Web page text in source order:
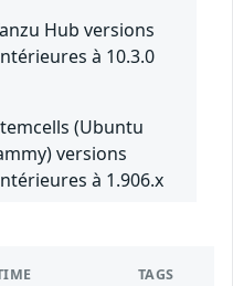
Hub versions
à 10.3.0
(Ubuntu
versions
à 1.906.x
TAGS